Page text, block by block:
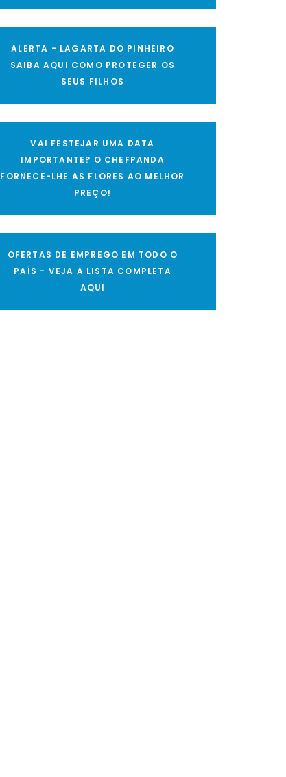
ALERTA - LAGARTA DO PINHEIRO
SAIBA AQUI COMO PROTEGER OS
SEUS FILHOS
VAI FESTEJAR UMA DATA
IMPORTANTE? O CHEFPANDA
FORNECE-LHE AS FLORES AO MELHOR
PREÇO!
OFERTAS DE EMPREGO EM TODO O
PAÍS - VEJA A LISTA COMPLETA
AQUI